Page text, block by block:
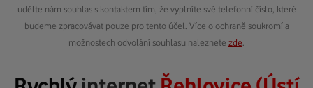
udělte nám souhlas s kontaktem tím, že vyplníte své telefonní číslo, které
budeme zpracovávat pouze pro tento účel. Více o ochraně soukromí a
možnostech odvolání souhlasu naleznete zde